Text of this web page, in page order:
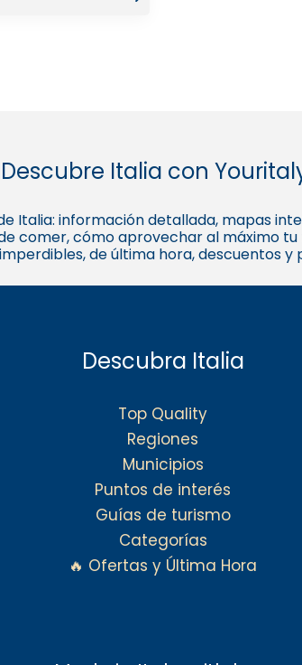
Descubre Italia con
Italia: información detallada, mapas
comer, cómo aprovechar al máximo
de última hora, descuentos
Descubra Italia
Top Quality
Regiones
Municipios
Puntos de interés
Guías de turismo
Categorías
🔥 Ofertas y Última Hora